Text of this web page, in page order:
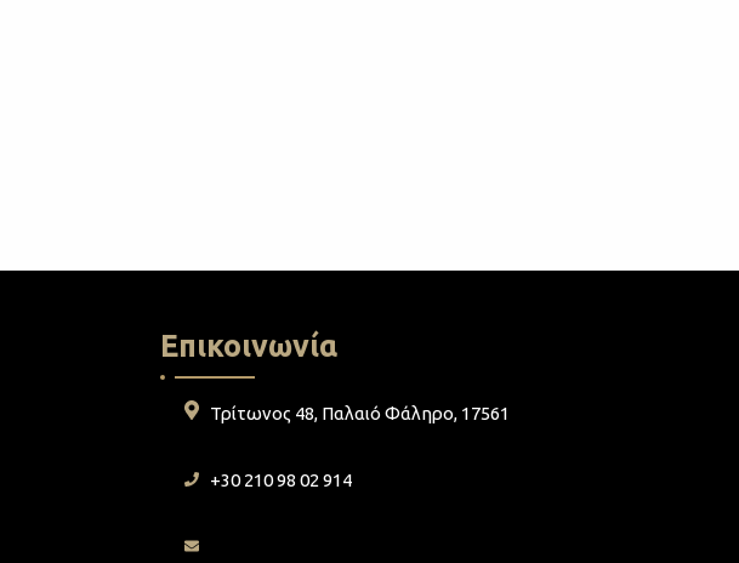
Επικοινωνία
Τρίτωνος 48, Παλαιό Φάληρο, 17561
+30 210 98 02 914